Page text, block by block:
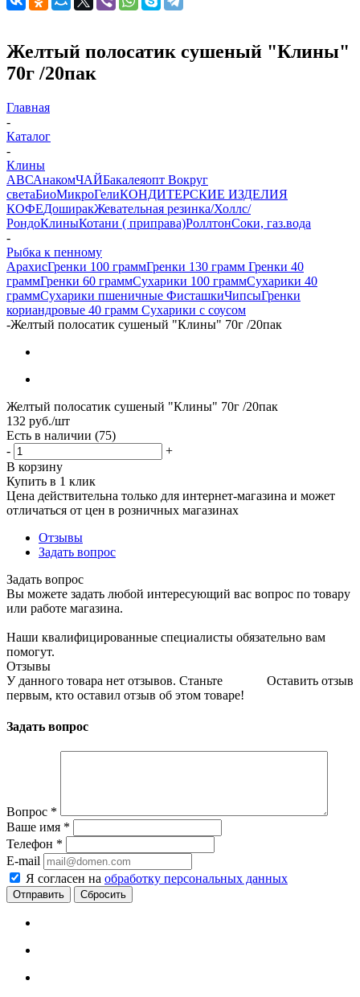
Желтый полосатик сушеный "Клины"
70г /20пак
Главная
-
Каталог
-
Клины
АВСАнакомЧАЙБакалеяопт Вокруг
светаБиоМикроГелиКОНДИТЕРСКИЕ ИЗДЕЛИЯ
КОФЕДоширакЖевательная резинка/Холлс/
РондоКлиныКотани ( приправа)РоллтонСоки, газ.вода
-
Рыбка к пенному
АрахисГренки 100 граммГренки 130 грамм Гренки 40
граммГренки 60 граммСухарики 100 граммСухарики 40
граммСухарики пшеничные ФисташкиЧипсыГренки
кориандровые 40 грамм Сухарики с соусом
-Желтый полосатик сушеный "Клины" 70г /20пак
Желтый полосатик сушеный "Клины" 70г /20пак
132 руб./шт
Есть в наличии (75)
-
+
В корзину
Купить в 1 клик
Цена действительна только для интернет-магазина и может
отличаться от цен в розничных магазинах
Отзывы
Задать вопрос
Задать вопрос
Вы можете задать любой интересующий вас вопрос по товару
или работе магазина.
Наши квалифицированные специалисты обязательно вам
помогут.
Отзывы
Оставить отзыв
У данного товара нет отзывов. Станьте
первым, кто оставил отзыв об этом товаре!
Задать вопрос
Вопрос *
Ваше имя *
Телефон *
E-mail
Я согласен на обработку персональных данных
Сбросить